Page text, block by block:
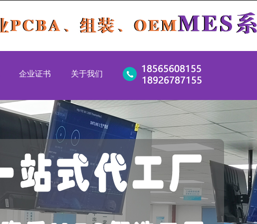
企业证书
国家级高新企业
深圳市高新企业
IATF16949：2016
ISO13485:2016
ISO9001：2015
ISO14001:2004
CCC认证
MW-P1 CCC 证书
关于我们
公司简介
竞争优势
服务优势
企业文化
企业环境
工厂视频
联系我们